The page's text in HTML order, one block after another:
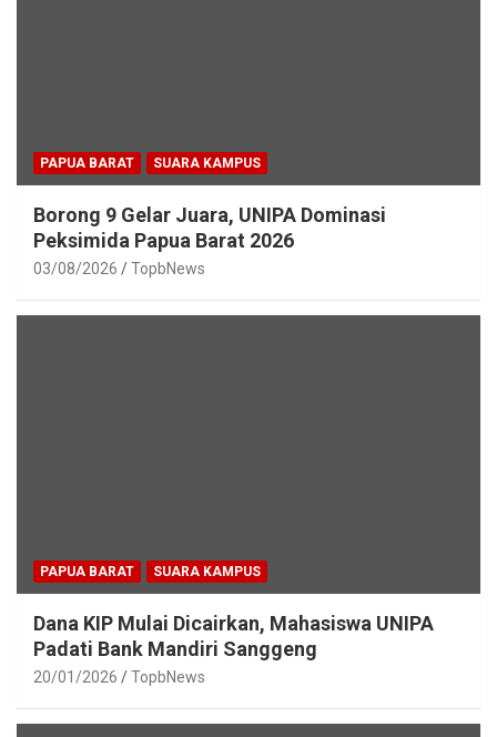
PAPUA BARAT SUARA KAMPUS
Borong 9 Gelar Juara, UNIPA Dominasi
Peksimida Papua Barat 2026
03/08/2026 TopbNews
PAPUA BARAT SUARA KAMPUS
Dana KIP Mulai Dicairkan, Mahasiswa UNIPA
Padati Bank Mandiri Sanggeng
20/01/2026 TopbNews